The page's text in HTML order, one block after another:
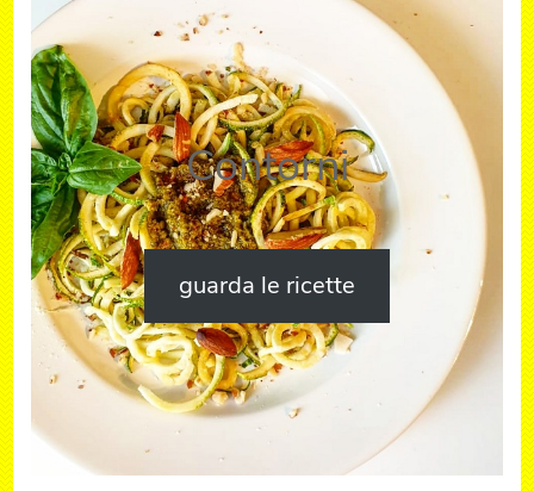
Contorni
guarda le ricette